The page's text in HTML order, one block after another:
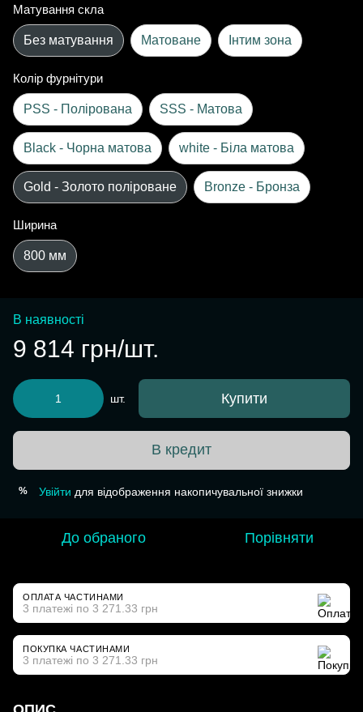
Матування скла
Без матування Матоване Інтим зона
Колір фурнітури
PSS - Полірована SSS - Матова
Black - Чорна матова white - Біла матова
Gold - Золото поліроване Bronze - Бронза
Ширина
800 мм
В наявності
9 814 грн/шт.
шт. Купити
В кредит
% Увійти для відображення накопичувальної знижки
До обраного Порівняти
ОПЛАТА ЧАСТИНАМИ
3 платежі по 3 271.33 грн
ПОКУПКА ЧАСТИНАМИ
3 платежі по 3 271.33 грн